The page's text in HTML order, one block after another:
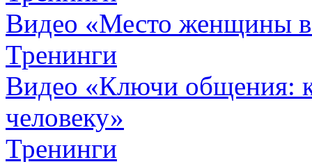
Видео «Место женщины
Тренинги
Видео «Ключи общения:
человеку»
Тренинги